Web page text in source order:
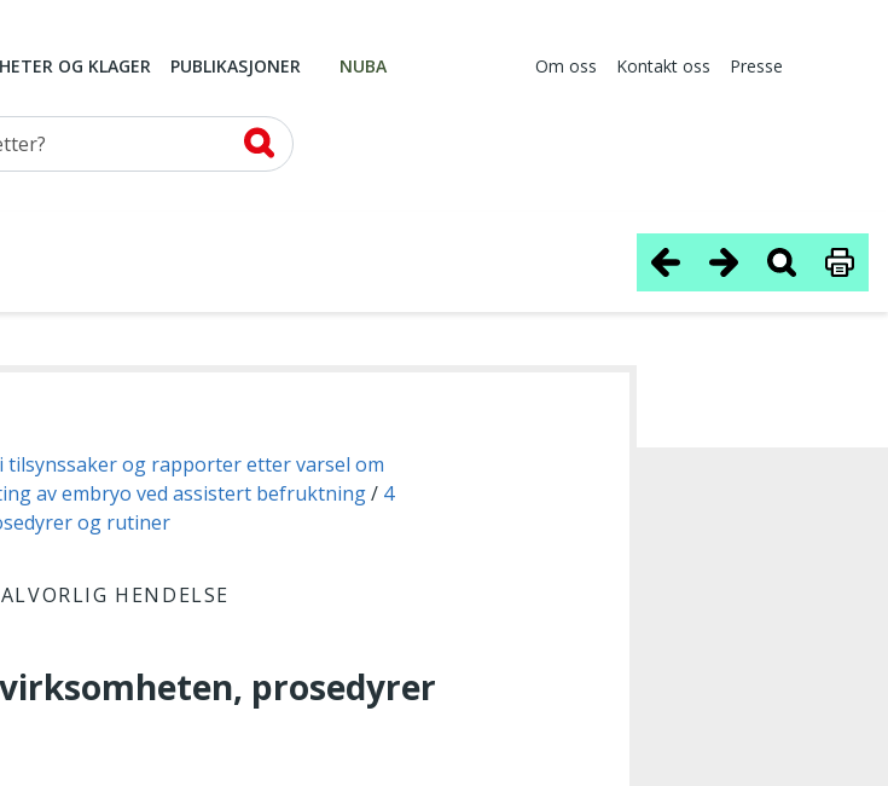
OG KLAGER PUBLIKASJONER NUBA Om oss Kontakt oss Presse
tilsynssaker og rapporter etter varsel om
av embryo ved assistert befruktning
4
og rutiner
HENDELSE
prosedyrer